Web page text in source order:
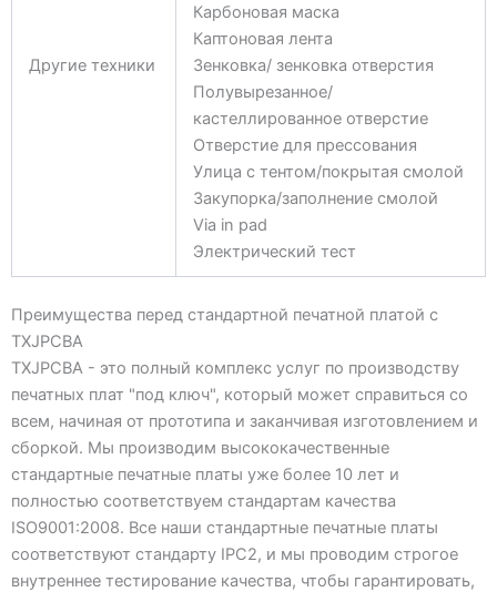
Другие техники
Карбоновая маска
Каптоновая лента
Зенковка/ зенковка отверстия
Полувырезанное/
кастеллированное отверстие
Отверстие для прессования
Улица с тентом/покрытая смолой
Закупорка/заполнение смолой
Via in pad
Электрический тест
Преимущества перед стандартной печатной платой с
TXJPCBA
TXJPCBA - это полный комплекс услуг по производству
печатных плат "под ключ", который может справиться со
всем, начиная от прототипа и заканчивая изготовлением и
сборкой. Мы производим высококачественные
стандартные печатные платы уже более 10 лет и
полностью соответствуем стандартам качества
ISO9001:2008. Все наши стандартные печатные платы
соответствуют стандарту IPC2, и мы проводим строгое
внутреннее тестирование качества, чтобы гарантировать,